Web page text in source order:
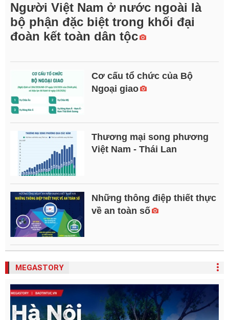
Người Việt Nam ở nước ngoài là
bộ phận đặc biệt trong khối đại
đoàn kết toàn dân tộc
Cơ cấu tổ chức của Bộ
Ngoại giao
Thương mại song phương
Việt Nam - Thái Lan
Những thông điệp thiết thực
về an toàn số
MEGASTORY